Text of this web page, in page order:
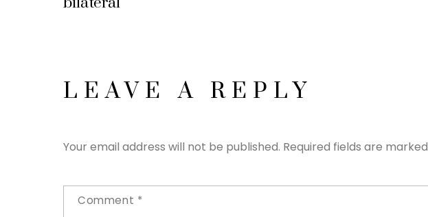
LEAVE A REPLY
Your email address will not be published. Required fields are marked
Comment *